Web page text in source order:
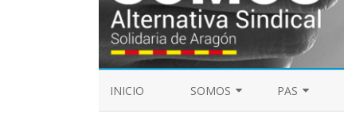
INICIO SOMOS PAS